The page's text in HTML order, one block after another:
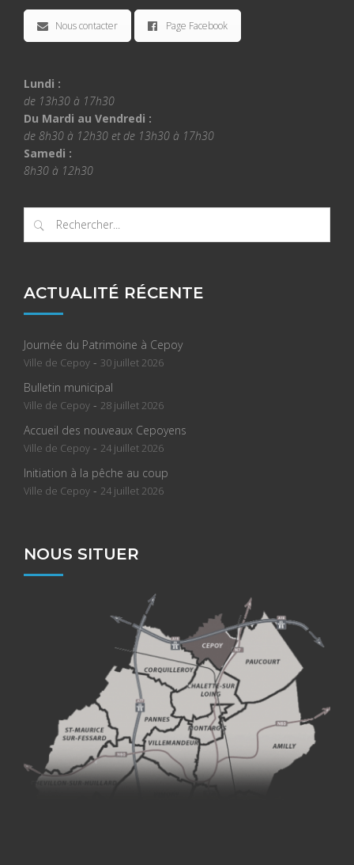
Nous contacter Page Facebook
Lundi :
de 13h30 à 17h30
Du Mardi au Vendredi :
de 8h30 à 12h30 et de 13h30 à 17h30
Samedi :
8h30 à 12h30
ACTUALITÉ RÉCENTE
Journée du Patrimoine à Cepoy
Ville de Cepoy - 30 juillet 2026
Bulletin municipal
Ville de Cepoy - 28 juillet 2026
Accueil des nouveaux Cepoyens
Ville de Cepoy - 24 juillet 2026
Initiation à la pêche au coup
Ville de Cepoy - 24 juillet 2026
NOUS SITUER